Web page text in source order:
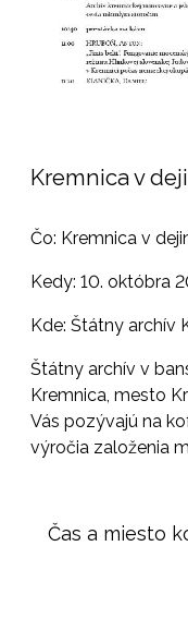
Kremnica v
Čo: Kremnica v
Kedy: 10. októbra
Kde: Štátny archív
Štátny archív v
Kremnica, mesto
Vás pozývajú na
výročia založenia
Čas a miesto